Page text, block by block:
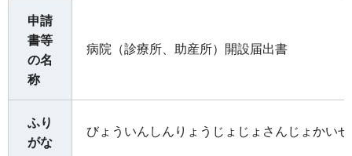
申請
書等
の名
称
病院（診療所、助産所）開設届出書
ふり
がな
びょういんしんりょうじょじょさんじょかい